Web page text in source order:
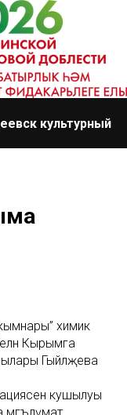
культурный
химик
Кырымга
Гыйләҗева
кушылуы